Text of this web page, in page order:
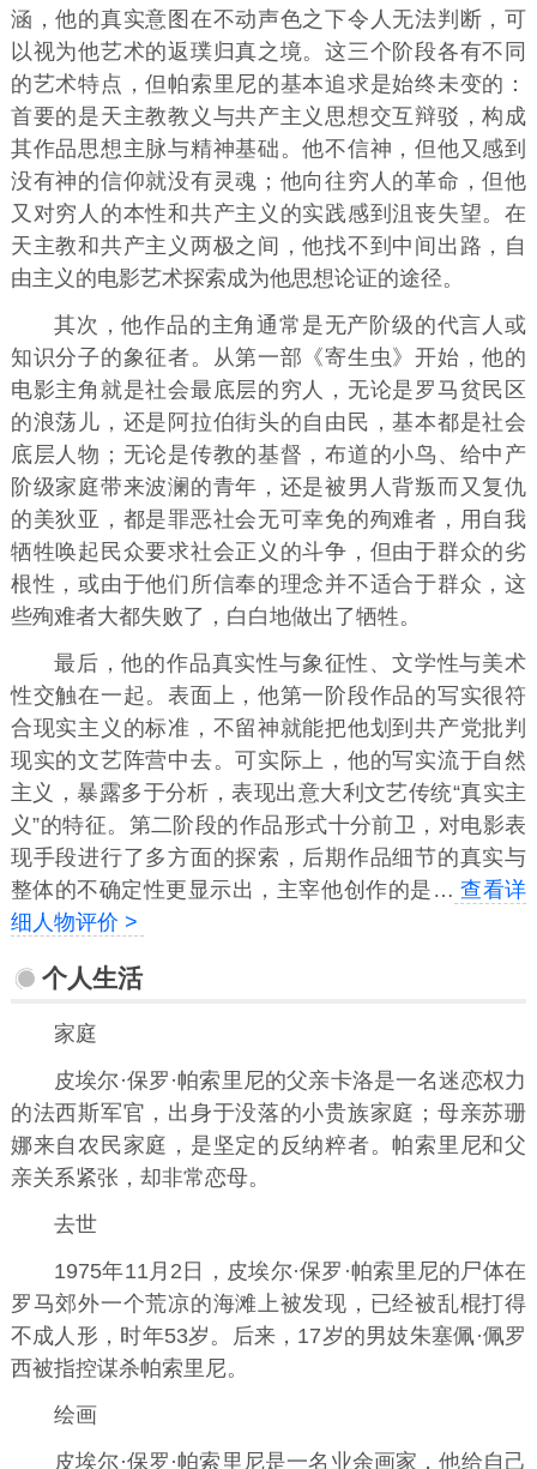
涵，他的真实意图在不动声色之下令人无法判断，可
以视为他艺术的返璞归真之境。这三个阶段各有不同
的艺术特点，但帕索里尼的基本追求是始终未变的：
首要的是天主教教义与共产主义思想交互辩驳，构成
其作品思想主脉与精神基础。他不信神，但他又感到
没有神的信仰就没有灵魂；他向往穷人的革命，但他
又对穷人的本性和共产主义的实践感到沮丧失望。在
天主教和共产主义两极之间，他找不到中间出路，自
由主义的电影艺术探索成为他思想论证的途径。
其次，他作品的主角通常是无产阶级的代言人或
知识分子的象征者。从第一部《寄生虫》开始，他的
电影主角就是社会最底层的穷人，无论是罗马贫民区
的浪荡儿，还是阿拉伯街头的自由民，基本都是社会
底层人物；无论是传教的基督，布道的小鸟、给中产
阶级家庭带来波澜的青年，还是被男人背叛而又复仇
的美狄亚，都是罪恶社会无可幸免的殉难者，用自我
牺牲唤起民众要求社会正义的斗争，但由于群众的劣
根性，或由于他们所信奉的理念并不适合于群众，这
些殉难者大都失败了，白白地做出了牺牲。
最后，他的作品真实性与象征性、文学性与美术
性交触在一起。表面上，他第一阶段作品的写实很符
合现实主义的标准，不留神就能把他划到共产党批判
现实的文艺阵营中去。可实际上，他的写实流于自然
主义，暴露多于分析，表现出意大利文艺传统“真实主
义”的特征。第二阶段的作品形式十分前卫，对电影表
现手段进行了多方面的探索，后期作品细节的真实与
整体的不确定性更显示出，主宰他创作的是… 查看详
细人物评价 >
个人生活
家庭
皮埃尔·保罗·帕索里尼的父亲卡洛是一名迷恋权力
的法西斯军官，出身于没落的小贵族家庭；母亲苏珊
娜来自农民家庭，是坚定的反纳粹者。帕索里尼和父
亲关系紧张，却非常恋母。
去世
1975年11月2日，皮埃尔·保罗·帕索里尼的尸体在
罗马郊外一个荒凉的海滩上被发现，已经被乱棍打得
不成人形，时年53岁。后来，17岁的男妓朱塞佩·佩罗
西被指控谋杀帕索里尼。
绘画
皮埃尔·保罗·帕索里尼是一名业余画家，他给自己